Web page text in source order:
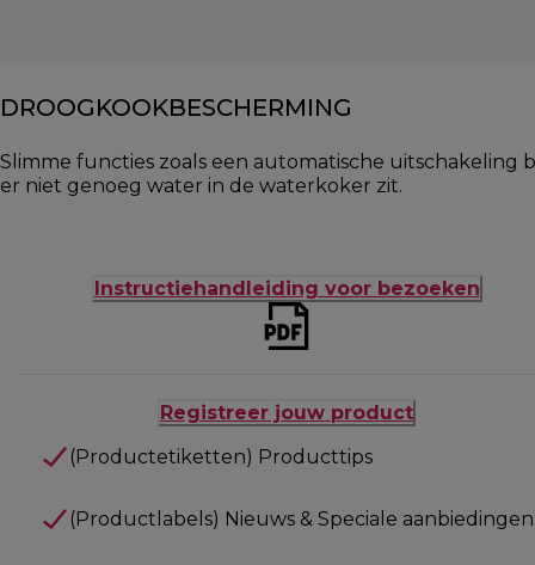
DROOGKOOKBESCHERMING
Slimme functies zoals een automatische
er niet genoeg water in de waterkoker zit.
Instructiehandleiding voor bezoeken
Registreer jouw product
(Productetiketten) Producttips
(Productlabels) Nieuws & Speciale aanbiedingen